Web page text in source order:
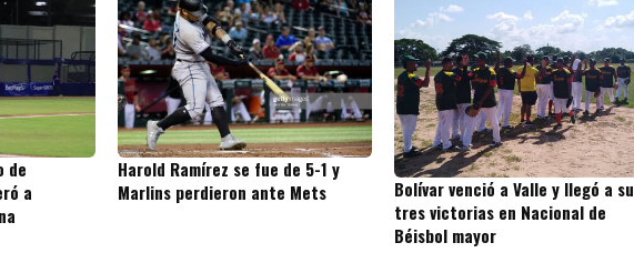
de
a
Harold Ramírez se fue de 5-1 y
Marlins perdieron ante Mets
Bolívar venció a Valle y llegó a su
tres victorias en Nacional de
Béisbol mayor